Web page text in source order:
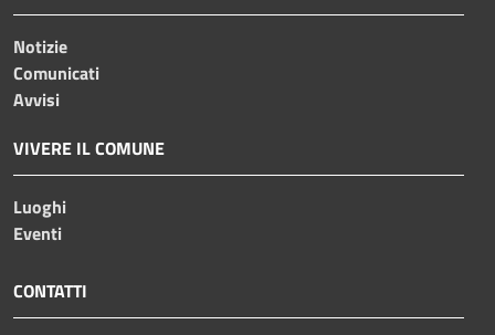
Notizie
Comunicati
Avvisi
VIVERE IL COMUNE
Luoghi
Eventi
CONTATTI